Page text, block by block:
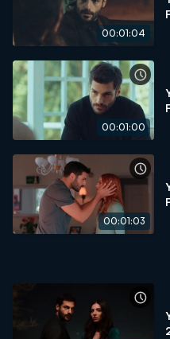
00:01:04
00:01:00
00:01:03